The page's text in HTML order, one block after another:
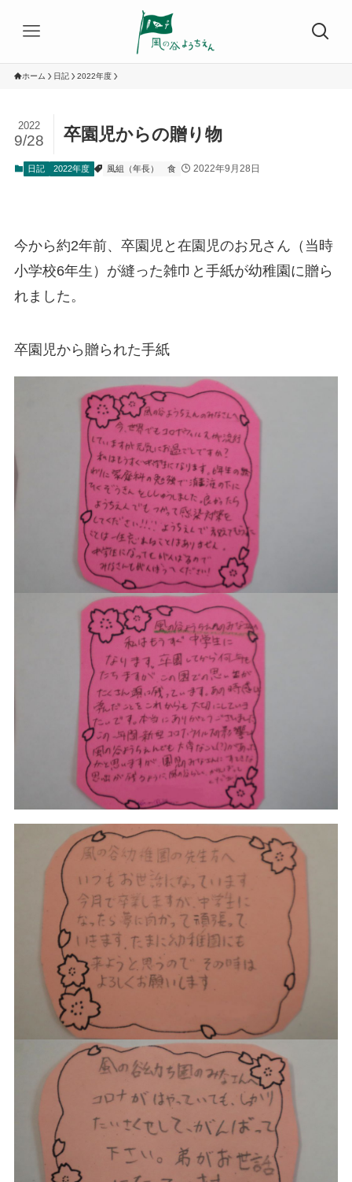
ホーム 日記 2022年度
卒園児からの贈り物
2022
9/28
日記 2022年度 風組（年長） 食 2022年9月28日
今から約2年前、卒園児と在園児のお兄さん（当時
小学校6年生）が縫った雑巾と手紙が幼稚園に贈ら
れました。
卒園児から贈られた手紙